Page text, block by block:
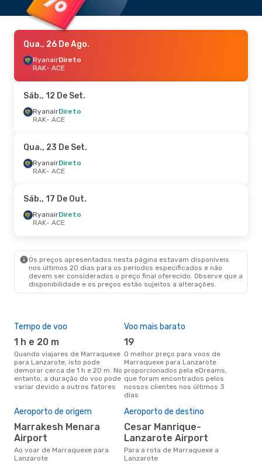
Qua., 26 De Ago.
RyanairDireto
RAK- ACE
Sáb., 12 De Set.
RyanairDireto
RAK- ACE
Qua., 23 De Set.
RyanairDireto
RAK- ACE
Sáb., 17 De Out.
RyanairDireto
RAK- ACE
Os preços apresentados nesta página estavam disponíveis
nos últimos 20 dias para os períodos especificados e não
devem ser considerados o preço final oferecido. Observe que a
disponibilidade e os preços estão sujeitos a alterações.
Tempo de voo
1 h e 20 m
Quando viajares de Marraquexe
para Lanzarote, isto pode
demorar cerca de 1 h e 20 m. No
entanto, a duração do voo pode
variar devido a outros fatores
Voo mais barato
19
O melhor preço para voos de
Marraquexe para Lanzarote
proporcionados pela eDreams,
que foram encontrados pelos
nossos clientes nos últimos 3
dias
Aeroporto de origem
Marrakesh Menara
Airport
Ao voar de Marraquexe para
Lanzarote
Aeroporto de destino
Cesar Manrique-
Lanzarote Airport
Para a rota de Marraquexe a
Lanzarote